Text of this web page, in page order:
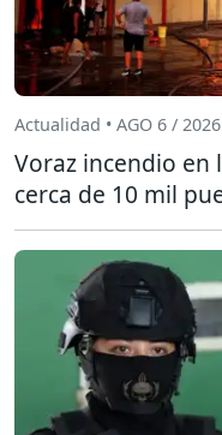
Actualidad • AGO 6 / 2026
Voraz incendio en
cerca de 10 mil